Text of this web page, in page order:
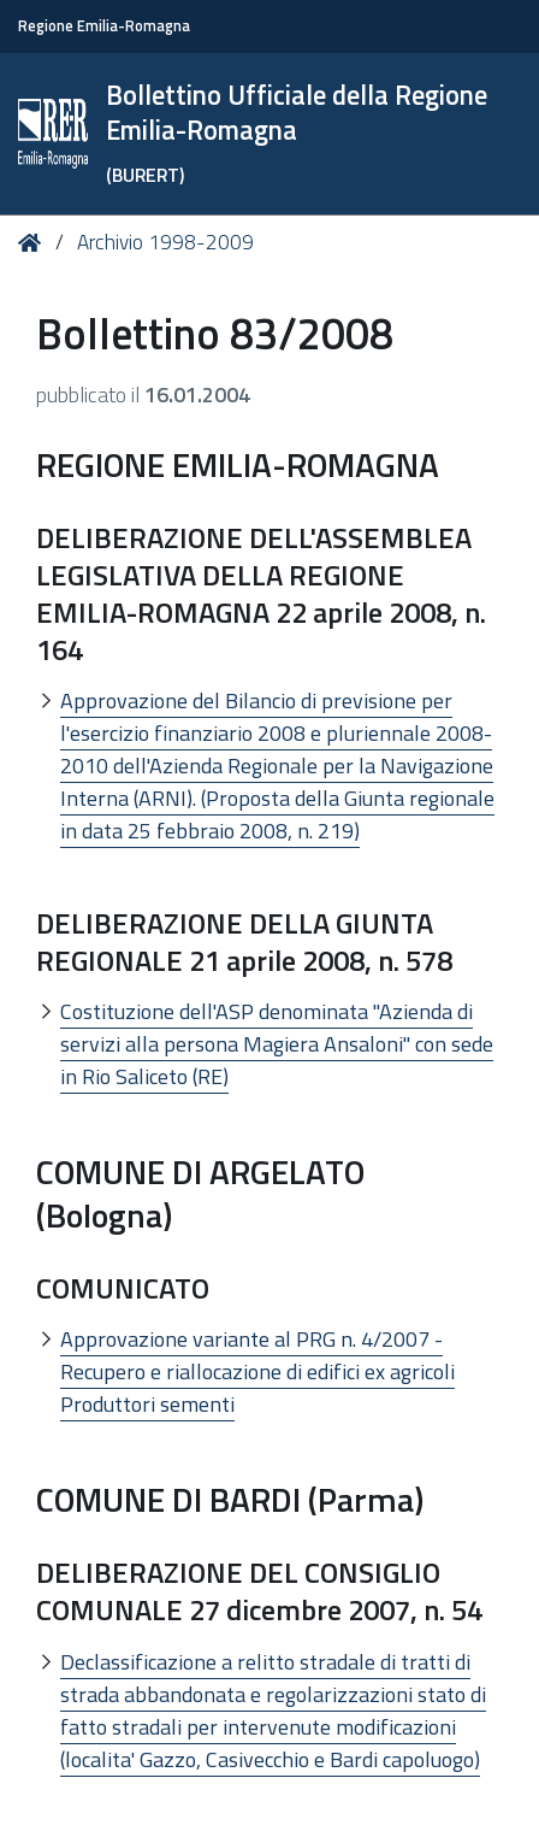
Regione Emilia-Romagna
Bollettino Ufficiale della Regione
Emilia-Romagna
(BURERT)
Tu HomeArchivio 1998-2009
Bollettino 83/2008
pubblicato il 16.01.2004
REGIONE EMILIA-ROMAGNA
DELIBERAZIONE DELL'ASSEMBLEA
LEGISLATIVA DELLA REGIONE
EMILIA-ROMAGNA 22 aprile 2008, n.
164
Approvazione del Bilancio di previsione per
l'esercizio finanziario 2008 e pluriennale 2008-
2010 dell'Azienda Regionale per la Navigazione
Interna (ARNI). (Proposta della Giunta regionale
in data 25 febbraio 2008, n. 219)
DELIBERAZIONE DELLA GIUNTA
REGIONALE 21 aprile 2008, n. 578
Costituzione dell'ASP denominata "Azienda di
servizi alla persona Magiera Ansaloni" con sede
in Rio Saliceto (RE)
COMUNE DI ARGELATO
(Bologna)
COMUNICATO
Approvazione variante al PRG n. 4/2007 -
Recupero e riallocazione di edifici ex agricoli
Produttori sementi
COMUNE DI BARDI (Parma)
DELIBERAZIONE DEL CONSIGLIO
COMUNALE 27 dicembre 2007, n. 54
Declassificazione a relitto stradale di tratti di
strada abbandonata e regolarizzazioni stato di
fatto stradali per intervenute modificazioni
(localita' Gazzo, Casivecchio e Bardi capoluogo)